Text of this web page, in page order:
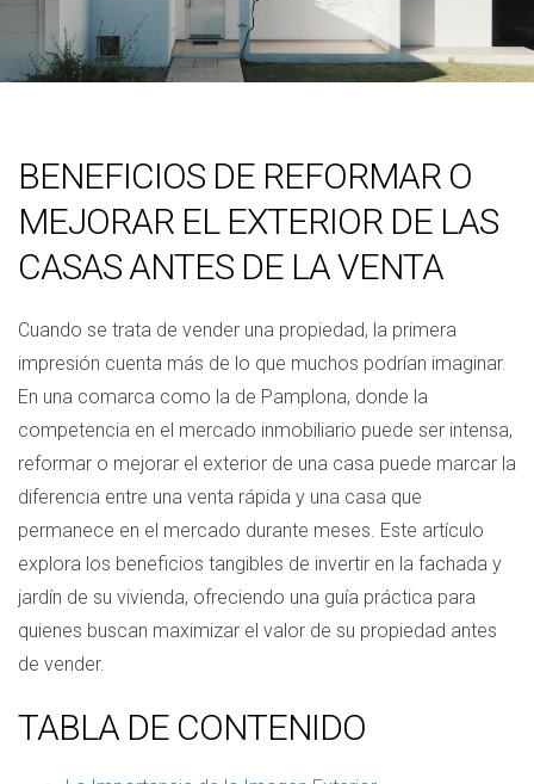
BENEFICIOS DE REFORMAR O
MEJORAR EL EXTERIOR DE LAS
CASAS ANTES DE LA VENTA
Cuando se trata de vender una propiedad, la primera
impresión cuenta más de lo que muchos podrían imaginar.
En una comarca como la de Pamplona, donde la
competencia en el mercado inmobiliario puede ser intensa,
reformar o mejorar el exterior de una casa puede marcar la
diferencia entre una venta rápida y una casa que
permanece en el mercado durante meses. Este artículo
explora los beneficios tangibles de invertir en la fachada y
jardín de su vivienda, ofreciendo una guía práctica para
quienes buscan maximizar el valor de su propiedad antes
de vender.
TABLA DE CONTENIDO